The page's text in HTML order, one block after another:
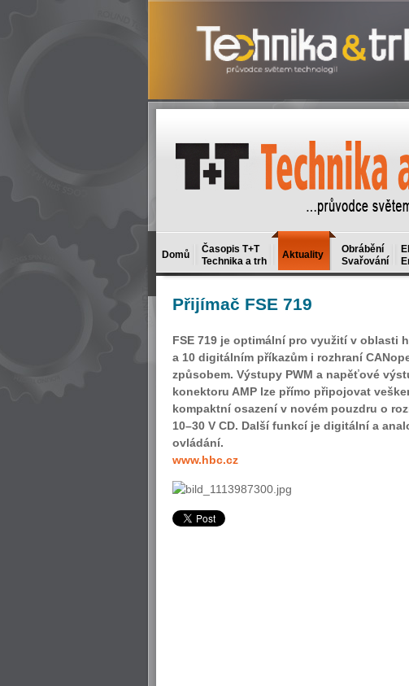
Domů
Časopis T+T
Technika a trh
Aktuality
Obrábění
Svařování
Přijímač FSE 719
FSE 719 je optimální pro využití v oblasti
a 10 digitálním příkazům i rozhraní
způsobem. Výstupy PWM a napěťové
konektoru AMP lze přímo připojovat
kompaktní osazení v novém pouzdru o
10–30 V CD. Další funkcí je digitální a
ovládání.
www.hbc.cz